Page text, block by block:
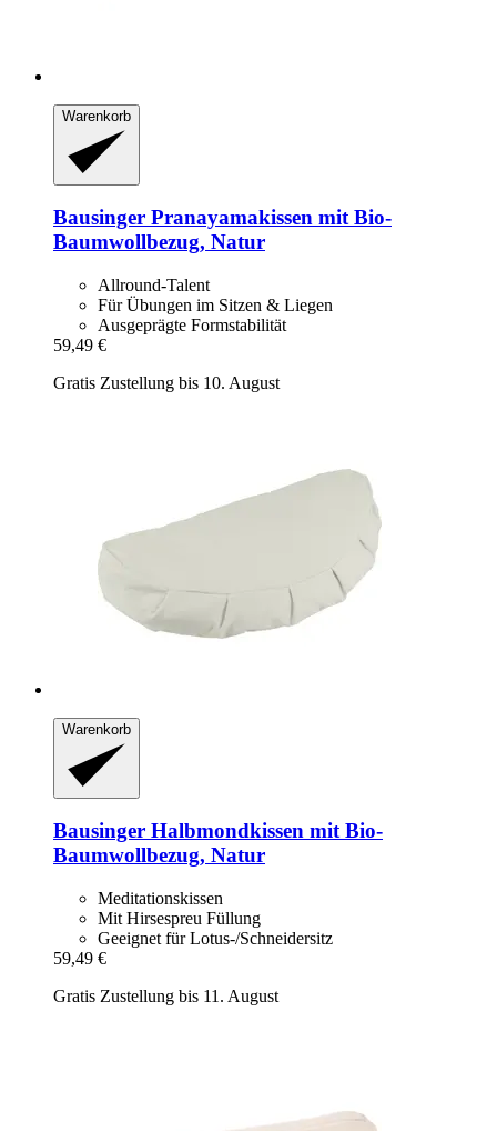
Warenkorb
Bausinger Pranayamakissen mit Bio-​
Baumwollbezug, Natur
Allround-Talent
Für Übungen im Sitzen & Liegen
Ausgeprägte Formstabilität
59,49 €
Gratis Zustellung bis 10. August
Warenkorb
Bausinger Halbmondkissen mit Bio-​
Baumwollbezug, Natur
Meditationskissen
Mit Hirsespreu Füllung
Geeignet für Lotus-/Schneidersitz
59,49 €
Gratis Zustellung bis 11. August